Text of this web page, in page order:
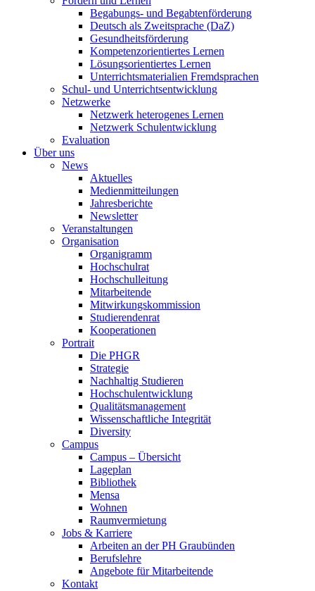
Begabungs- und Begabtenförderung
Deutsch als Zweitsprache (DaZ)
Gesundheitsförderung
Kompetenzorientiertes Lernen
Lösungsorientiertes Lernen
Unterrichtsmaterialien Fremdsprachen
Schul- und Unterrichtsentwicklung
Netzwerke
Netzwerk heterogenes Lernen
Netzwerk Schulentwicklung
Evaluation
Über uns
News
Aktuelles
Medienmitteilungen
Jahresberichte
Newsletter
Veranstaltungen
Organisation
Organigramm
Hochschulrat
Hochschulleitung
Mitarbeitende
Mitwirkungskommission
Studierendenrat
Kooperationen
Portrait
Die PHGR
Strategie
Nachhaltig Studieren
Hochschulentwicklung
Qualitätsmanagement
Wissenschaftliche Integrität
Diversity
Campus
Campus – Übersicht
Lageplan
Bibliothek
Mensa
Wohnen
Raumvermietung
Jobs & Karriere
Arbeiten an der PH Graubünden
Berufslehre
Angebote für Mitarbeitende
Kontakt